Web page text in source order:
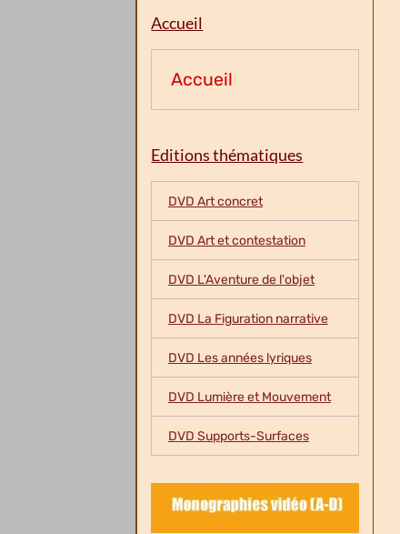
Accueil
Accueil
Editions thématiques
DVD Art concret
DVD Art et contestation
DVD L'Aventure de l'objet
DVD La Figuration narrative
DVD Les années lyriques
DVD Lumière et Mouvement
DVD Supports-Surfaces